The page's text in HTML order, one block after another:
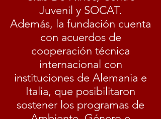
Juvenil y SOCAT.
Además, la fundación cuenta
con acuerdos de
cooperación técnica
internacional con
instituciones de Alemania e
Italia, que posibilitaron
sostener los programas de